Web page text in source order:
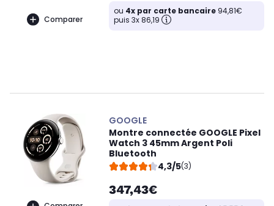
Comparer
ou 4x par carte bancaire 94,81€
puis 3x 86,19
GOOGLE
Montre connectée GOOGLE Pixel
Watch 3 45mm Argent Poli
Bluetooth
4,3/5(3)
347,43€